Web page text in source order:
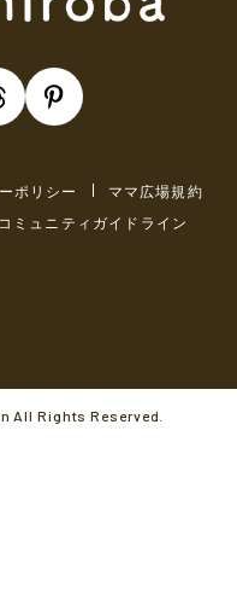
ポリシー
ママ広場規約
コミュニティガイドライン
All Rights Reserved.